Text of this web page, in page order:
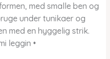
med smalle ben og
under tunikaer og
med en hyggelig strik.
leggin •